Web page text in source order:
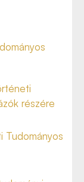
részére
Tudományos